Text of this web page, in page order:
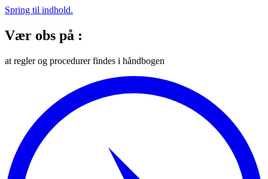
Spring til indhold.
Vær obs på :
at regler og procedurer findes i håndbogen